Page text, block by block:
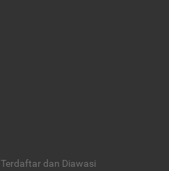
Terdaftar dan Diawasi